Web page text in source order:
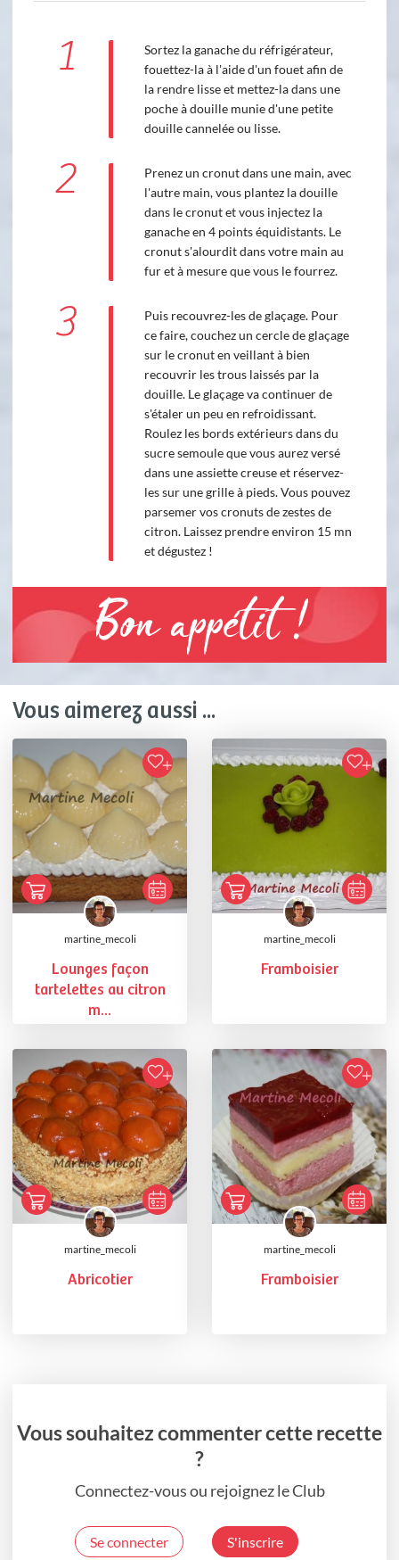
1
Sortez la ganache du réfrigérateur,
fouettez-la à l'aide d'un fouet afin de
la rendre lisse et mettez-la dans une
poche à douille munie d'une petite
douille cannelée ou lisse.
2
Prenez un cronut dans une main, avec
l'autre main, vous plantez la douille
dans le cronut et vous injectez la
ganache en 4 points équidistants. Le
cronut s'alourdit dans votre main au
fur et à mesure que vous le fourrez.
3
Puis recouvrez-les de glaçage. Pour
ce faire, couchez un cercle de glaçage
sur le cronut en veillant à bien
recouvrir les trous laissés par la
douille. Le glaçage va continuer de
s'étaler un peu en refroidissant.
Roulez les bords extérieurs dans du
sucre semoule que vous aurez versé
dans une assiette creuse et réservez-
les sur une grille à pieds. Vous pouvez
parsemer vos cronuts de zestes de
citron. Laissez prendre environ 15 mn
et dégustez !
Bon appétit !
Vous aimerez aussi ...
martine_mecoli
Lounges façon
tartelettes au citron
m...
martine_mecoli
Framboisier
martine_mecoli
Abricotier
martine_mecoli
Framboisier
Vous souhaitez commenter cette recette
?
Connectez-vous ou rejoignez le Club
Se connecter S'inscrire